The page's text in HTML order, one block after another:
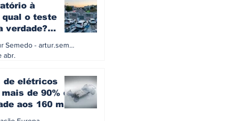
à
qual o teste
verdade?
Artur Semedo - artur.semedo@publiracing.pt
abr.
de elétricos
de 90% da
aos 160 mil